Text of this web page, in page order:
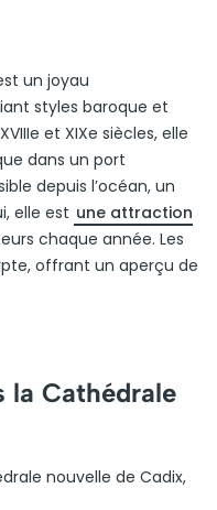
un joyau
styles baroque et
et XIXe siècles, elle
dans un port
depuis l’océan, un
elle est une attraction
chaque année. Les
offrant un aperçu de
la Cathédrale
nouvelle de Cadix,